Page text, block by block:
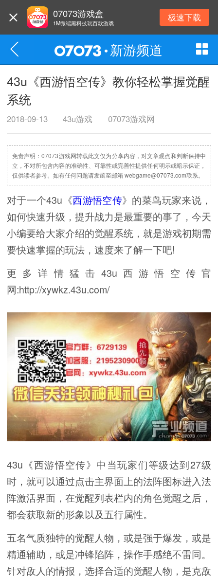
07073游戏盒
1M微端黑科技玩百款游戏 极速下载
新游频道
43u《西游悟空传》教你轻松掌握觉醒
系统
2018-09-13 43u游戏 07073游戏网
免责声明：07073游戏网转载此文仅为分享内容，对文章观点和判断保持中
立，不对所包含内容的准确性、可靠性或完善性提供任何明示或暗示保证，
仅供读者参考。如有任何问题请发函至邮箱 webgame@07073.com联系。
对于一个43u《西游悟空传》的菜鸟玩家来说，
如何快速升级，提升战力是最重要的事了，今天
小编要给大家介绍的觉醒系统，就是游戏初期需
要快速掌握的玩法，速度来了解一下吧!
更多详情猛击43u西游悟空传官
网:http://xywkz.43u.com/​
43u《西游悟空传》中当玩家们等级达到27级
时，就可以通过点击主界面上的法阵图标进入法
阵激活界面，在觉醒列表栏内的角色觉醒之后，
都会获取新的形象以及五行属性。
五名气质独特的觉醒人物，或是强于爆发，或是
精通辅助，或是冲锋陷阵，操作手感绝不雷同。
针对敌人的情报，选择合适的觉醒人物，是克敌